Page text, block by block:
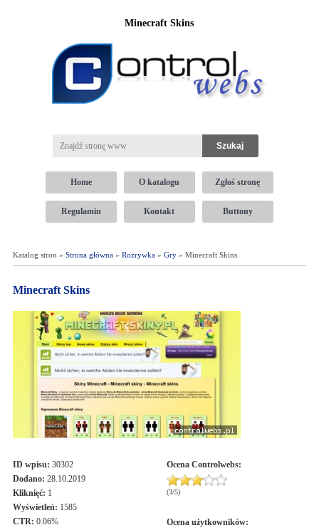
Minecraft Skins
Home O katalogu Zgłoś stronę
Regulamin Kontakt Buttony
Katalog stron » Strona główna» Rozrywka» Gry» Minecraft Skins
Minecraft Skins
ID wpisu: 30302
Dodano: 28.10.2019
Kliknięć: 1
Wyświetleń: 1585
CTR: 0.06%
Ocena Controlwebs:
(3/5)
Ocena użytkowników: